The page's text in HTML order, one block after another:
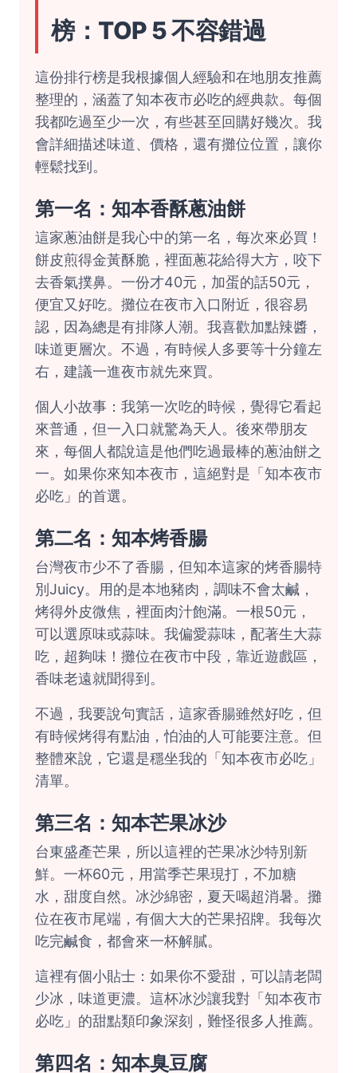
榜：TOP 5 不容錯過
這份排行榜是我根據個人經驗和在地朋友推薦
整理的，涵蓋了知本夜市必吃的經典款。每個
我都吃過至少一次，有些甚至回購好幾次。我
會詳細描述味道、價格，還有攤位位置，讓你
輕鬆找到。
第一名：知本香酥蔥油餅
這家蔥油餅是我心中的第一名，每次來必買！
餅皮煎得金黃酥脆，裡面蔥花給得大方，咬下
去香氣撲鼻。一份才40元，加蛋的話50元，
便宜又好吃。攤位在夜市入口附近，很容易
認，因為總是有排隊人潮。我喜歡加點辣醬，
味道更層次。不過，有時候人多要等十分鐘左
右，建議一進夜市就先來買。
個人小故事：我第一次吃的時候，覺得它看起
來普通，但一入口就驚為天人。後來帶朋友
來，每個人都說這是他們吃過最棒的蔥油餅之
一。如果你來知本夜市，這絕對是「知本夜市
必吃」的首選。
第二名：知本烤香腸
台灣夜市少不了香腸，但知本這家的烤香腸特
別Juicy。用的是本地豬肉，調味不會太鹹，
烤得外皮微焦，裡面肉汁飽滿。一根50元，
可以選原味或蒜味。我偏愛蒜味，配著生大蒜
吃，超夠味！攤位在夜市中段，靠近遊戲區，
香味老遠就聞得到。
不過，我要說句實話，這家香腸雖然好吃，但
有時候烤得有點油，怕油的人可能要注意。但
整體來說，它還是穩坐我的「知本夜市必吃」
清單。
第三名：知本芒果冰沙
台東盛產芒果，所以這裡的芒果冰沙特別新
鮮。一杯60元，用當季芒果現打，不加糖
水，甜度自然。冰沙綿密，夏天喝超消暑。攤
位在夜市尾端，有個大大的芒果招牌。我每次
吃完鹹食，都會來一杯解膩。
這裡有個小貼士：如果你不愛甜，可以請老闆
少冰，味道更濃。這杯冰沙讓我對「知本夜市
必吃」的甜點類印象深刻，難怪很多人推薦。
第四名：知本臭豆腐